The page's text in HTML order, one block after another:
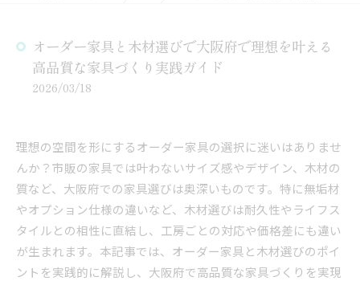
オーダー家具と木材選びで大阪府で理想を叶える
高品質な家具づくり実践ガイド
2026/03/18
理想の空間を形にするオーダー家具の選択に迷いはありませ
んか？市販の家具では叶わないサイズ感やデザイン、木材の
質など、大阪府での家具選びは奥深いものです。特に無垢材
やオプション仕様の違いなど、木材選びは耐久性やライフス
タイルとの相性に直結し、工房ごとの対応や価格差にも違い
が生まれます。本記事では、オーダー家具と木材選びのポイ
ントを実践的に解説し、大阪府で高品質な家具づくりを実現